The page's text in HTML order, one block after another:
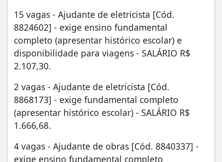
15 vagas - Ajudante de eletricista [Cód.
8824602] - exige ensino fundamental
completo (apresentar histórico escolar) e
disponibilidade para viagens - SALÁRIO R$
2.107,30.
2 vagas - Ajudante de eletricista [Cód.
8868173] - exige fundamental completo
(apresentar histórico escolar) - SALÁRIO R$
1.666,68.
4 vagas - Ajudante de obras [Cód. 8840337] -
exige ensino fundamental completo